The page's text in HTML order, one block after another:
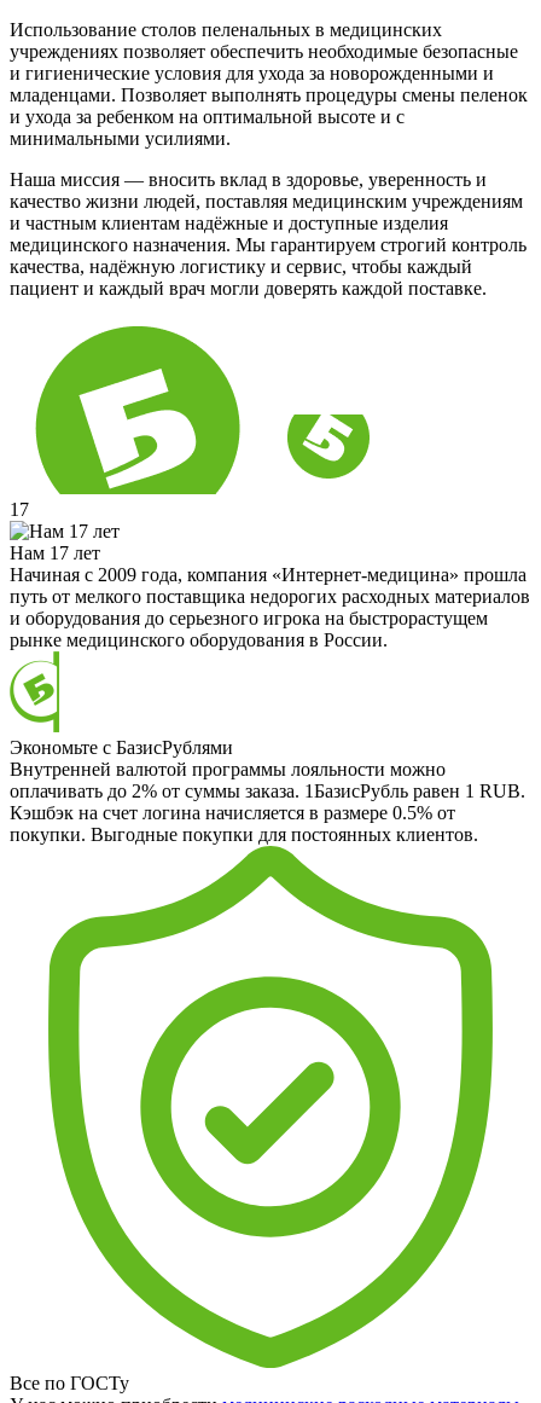
Использование столов пеленальных в медицинских
учреждениях позволяет обеспечить необходимые безопасные
и гигиенические условия для ухода за новорожденными и
младенцами. Позволяет выполнять процедуры смены пеленок
и ухода за ребенком на оптимальной высоте и с
минимальными усилиями.
Наша миссия — вносить вклад в здоровье, уверенность и
качество жизни людей, поставляя медицинским учреждениям
и частным клиентам надёжные и доступные изделия
медицинского назначения. Мы гарантируем строгий контроль
качества, надёжную логистику и сервис, чтобы каждый
пациент и каждый врач могли доверять каждой поставке.
17
Нам 17 лет
Начиная с 2009 года, компания «Интернет-медицина» прошла
путь от мелкого поставщика недорогих расходных материалов
и оборудования до серьезного игрока на быстрорастущем
рынке медицинского оборудования в России.
Экономьте с БазисРублями
Внутренней валютой программы лояльности можно
оплачивать до 2% от суммы заказа. 1БазисРубль равен 1 RUB.
Кэшбэк на счет логина начисляется в размере 0.5% от
покупки. Выгодные покупки для постоянных клиентов.
Все по ГОСТу